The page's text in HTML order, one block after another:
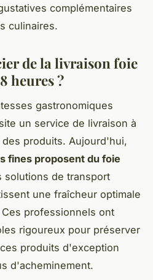
complémentaires
culinaires.
de la livraison foie
heures ?
gastronomiques
un service de livraison à
produits. Aujourd'hui,
fines proposent du foie
solutions de transport
une fraîcheur optimale
professionnels ont
rigoureux pour préserver
produits d'exception
d'acheminement.